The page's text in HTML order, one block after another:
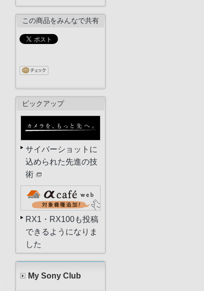
この商品をみんなで共有
ピックアップ
サイバーショットに
込められた先進の技
術
RX1・RX100も投稿
できるようになりま
した
My Sony Club